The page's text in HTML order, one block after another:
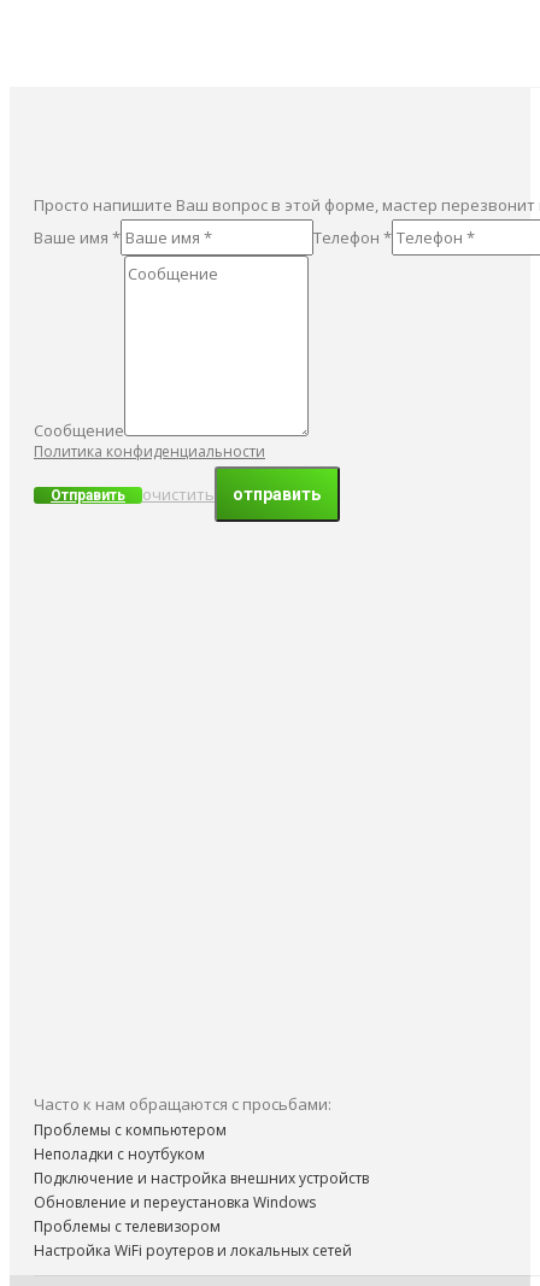
Просто напишите Ваш вопрос в этой форме, мастер
Ваше имя *
Телефон *
Сообщение
Политика конфиденциальности
Отправить очистить
Часто к нам обращаются с просьбами:
Проблемы с компьютером
Неполадки с ноутбуком
Подключение и настройка внешних устройств
Обновление и переустановка Windows
Проблемы с телевизором
Настройка WiFi роутеров и локальных сетей